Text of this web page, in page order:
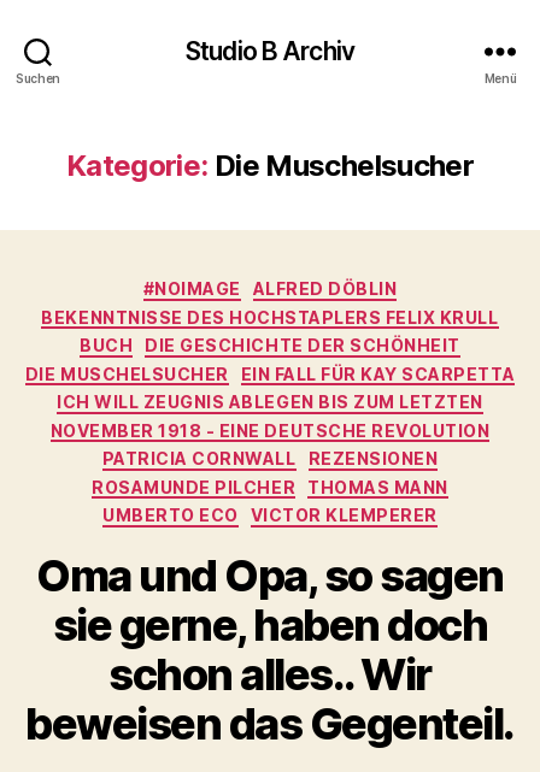
Suchen
Studio B Archiv
Menü
Kategorie: Die Muschelsucher
Kategorien
#NOIMAGE
ALFRED DÖBLIN
BEKENNTNISSE DES HOCHSTAPLERS FELIX KRULL
BUCH
DIE GESCHICHTE DER SCHÖNHEIT
DIE MUSCHELSUCHER
EIN FALL FÜR KAY SCARPETTA
ICH WILL ZEUGNIS ABLEGEN BIS ZUM LETZTEN
NOVEMBER 1918 - EINE DEUTSCHE REVOLUTION
PATRICIA CORNWALL
REZENSIONEN
ROSAMUNDE PILCHER
THOMAS MANN
UMBERTO ECO
VICTOR KLEMPERER
Oma und Opa, so sagen
sie gerne, haben doch
schon alles.. Wir
beweisen das Gegenteil.